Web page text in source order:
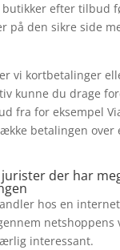
efter tilbud
på den sikre side
vi kortbetalinger
kunne du drage
fra for eksempel
betalingen over
jurister der har
hos en
netshoppens
interessant.